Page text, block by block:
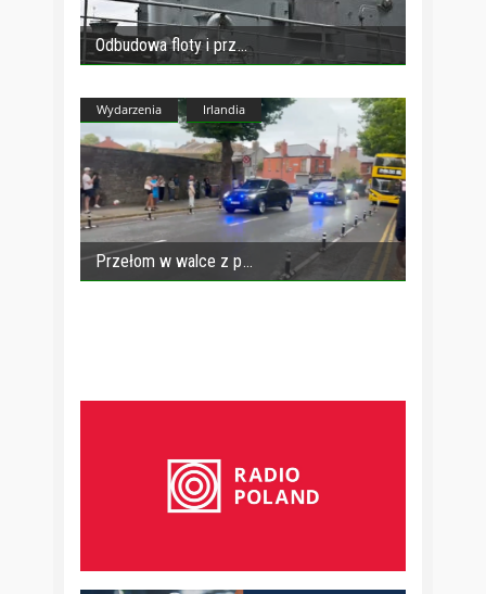
Odbudowa floty i prz
Wydarzenia Irlandia
Przełom w walce z p